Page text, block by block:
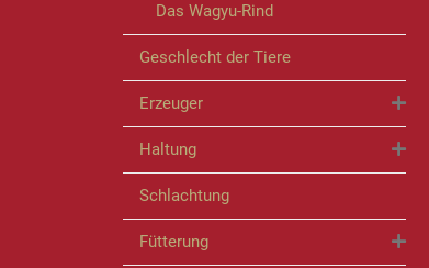
Das Wagyu-Rind
Geschlecht der Tiere
Erzeuger
Haltung
Schlachtung
Fütterung